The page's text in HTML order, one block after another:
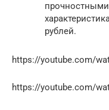
рублей.
https://youtube.com/
https://youtube.com/